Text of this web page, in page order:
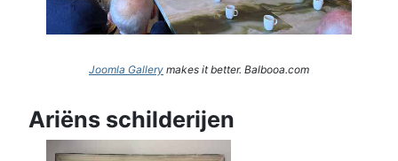
Joomla Gallery makes it better. Balbooa.com
Ariëns schilderijen